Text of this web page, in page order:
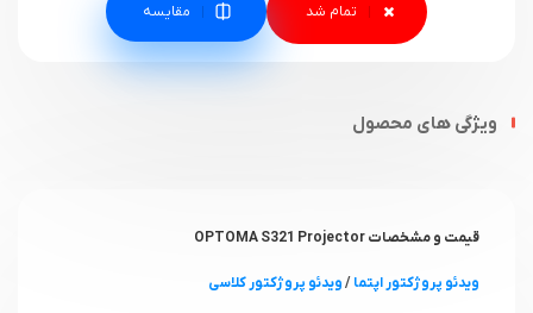
مقایسه
ویژگی های محصول
قیمت و مشخصات OPTOMA S321 Projector
ویدئو پروژکتور اپتما/ویدئو پروژکتور کلاسی